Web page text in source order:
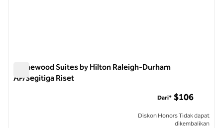
Homewood Suites by Hilton Raleigh-Durham
AP/Segitiga Riset
Dari* $106
Diskon Honors Tidak dapat
dikembalikan